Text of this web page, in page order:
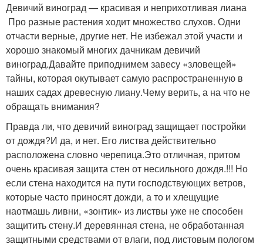
Девичий виноград — красивая и неприхотливая лиана
Про разные растения ходит множество слухов. Одни
отчасти верные, другие нет. Не избежал этой участи и
хорошо знакомый многих дачникам девичий
виноград.Давайте приподнимем завесу «зловещей»
тайны, которая окутывает самую распространенную в
наших садах древесную лиану.Чему верить, а на что не
обращать внимания?
Правда ли, что девичий виноград защищает постройки
от дождя?И да, и нет. Его листва действительно
расположена словно черепица.Это отличная, притом
очень красивая защита стен от несильного дождя.!!! Но
если стена находится на пути господствующих ветров,
которые часто приносят дожди, а то и хлещущие
наотмашь ливни, «зонтик» из листвы уже не способен
защитить стену.И деревянная стена, не обработанная
защитными средствами от влаги, под листовым пологом